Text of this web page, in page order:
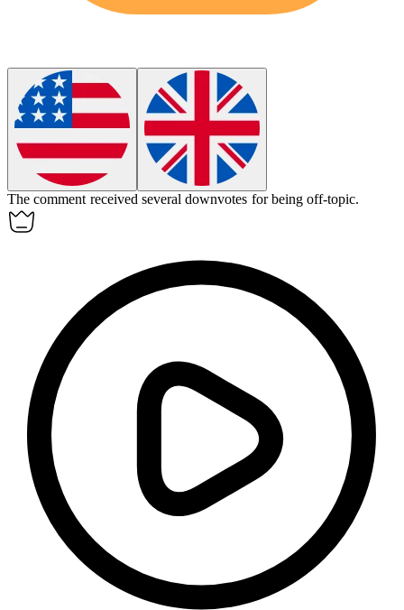
The comment received severaldownvotes for being off-topic.